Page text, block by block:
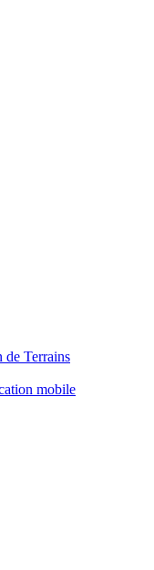
de Terrains
mobile